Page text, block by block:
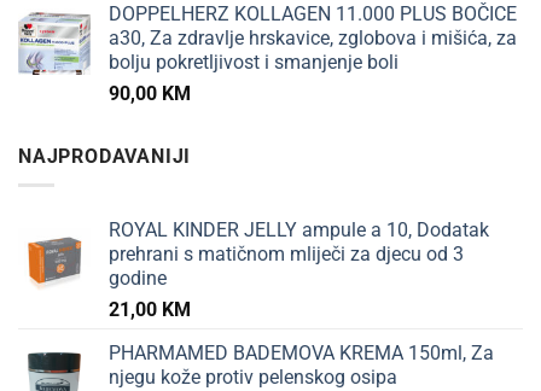
DOPPELHERZ KOLLAGEN 11.000 PLUS BOČICE
a30, Za zdravlje hrskavice, zglobova i mišića, za
bolju pokretljivost i smanjenje boli
90,00 KM
NAJPRODAVANIJI
ROYAL KINDER JELLY ampule a 10, Dodatak
prehrani s matičnom mliječi za djecu od 3
godine
21,00 KM
PHARMAMED BADEMOVA KREMA 150ml, Za
njegu kože protiv pelenskog osipa